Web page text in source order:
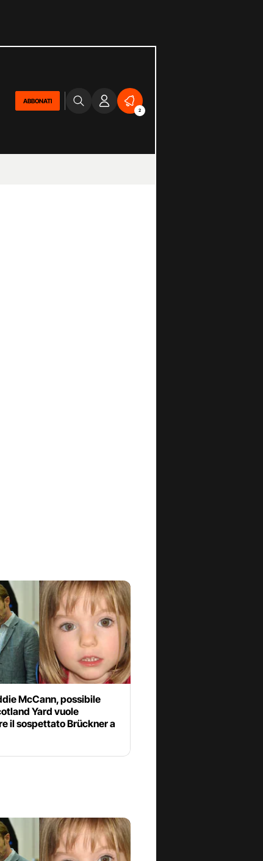
ABBONATI
2
McCann, possibile
Yard vuole
il sospettato Brückner a